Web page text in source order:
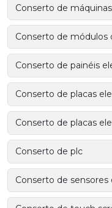
Conserto de
Conserto de módulos
Conserto de painéis
Conserto de placas
Conserto de placas
Conserto de plc
Conserto de